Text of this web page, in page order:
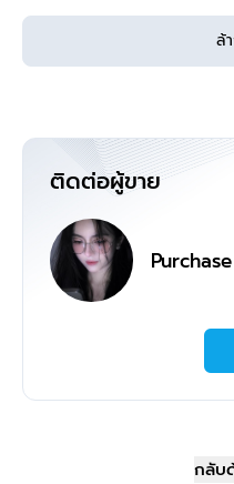
ล้
ติดต่อผู้ขาย
กลับ